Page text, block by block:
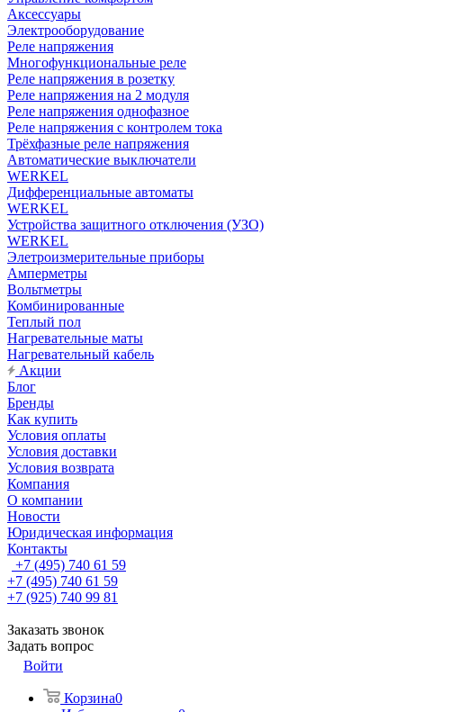
Аксессуары
Электрооборудование
Реле напряжения
Многофункциональные реле
Реле напряжения в розетку
Реле напряжения на 2 модуля
Реле напряжения однофазное
Реле напряжения с контролем тока
Трёхфазные реле напряжения
Автоматические выключатели
WERKEL
Дифференциальные автоматы
WERKEL
Устройства защитного отключения (УЗО)
WERKEL
Элетроизмерительные приборы
Амперметры
Вольтметры
Комбинированные
Теплый пол
Нагревательные маты
Нагревательный кабель
Акции
Блог
Бренды
Как купить
Условия оплаты
Условия доставки
Условия возврата
Компания
О компании
Новости
Юридическая информация
Контакты
+7 (495) 740 61 59
+7 (495) 740 61 59
+7 (925) 740 99 81
Заказать звонок
Задать вопрос
Войти
Корзина0